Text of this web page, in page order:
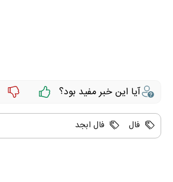
آیا این خبر مفید بود؟
فال فال ابجد